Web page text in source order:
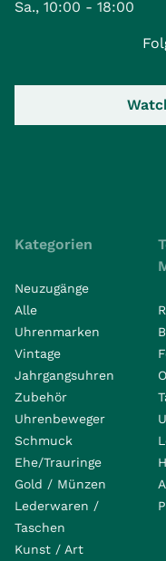
Sa., 10:00 - 18:00
Kategorien
Neuzugänge
Alle
Uhrenmarken
Vintage
Jahrgangsuhren
Zubehör
Uhrenbeweger
Schmuck
Ehe/Trauringe
Gold / Münzen
Lederwaren /
Taschen
Kunst / Art